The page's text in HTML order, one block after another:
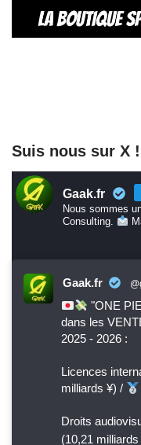
Suis nous sur X !
Gaak.fr
Nous sommes
Consulting.
Gaak.fr
"ONE
dans les
2025 - 2026 :
Licences
milliards ¥) /
Droits
(10,21